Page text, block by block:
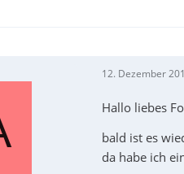
12. Dezember
Hallo liebes
bald ist es
da habe ich